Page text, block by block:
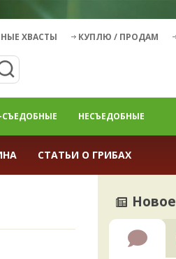
ХВАСТЫ КУПЛЮ / ПРОДАМ
НЕСЪЕДОБНЫЕ
СТАТЬИ О ГРИБАХ
Новое